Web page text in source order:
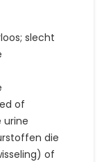
slecht
of
urine
die
of